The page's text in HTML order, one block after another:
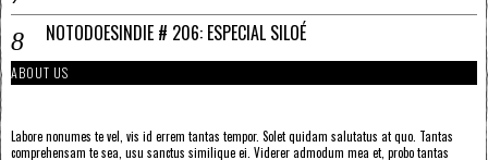
NOTODOESINDIE # 206: ESPECIAL SILOÉ
ABOUT US
Labore nonumes te vel, vis id errem tantas tempor. Solet quidam salutatus at quo. Tantas
comprehensam te sea, usu sanctus similique ei. Viderer admodum mea et, probo tantas